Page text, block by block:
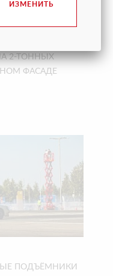
2-ТОННЫХ
ФАСАДЕ
ПОДЪЁМНИКИ
ИЗМЕНИТЬ